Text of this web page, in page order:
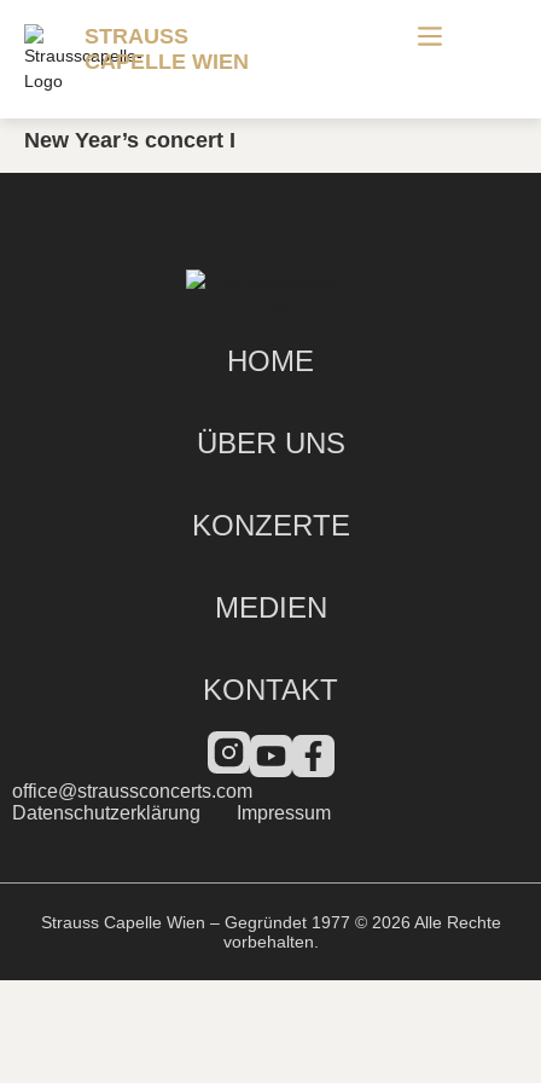
STRAUSS
CAPELLE WIEN
New Year’s concert I
HOME
ÜBER UNS
KONZERTE
MEDIEN
KONTAKT
office@straussconcerts.com
Datenschutzerklärung
Impressum
Strauss Capelle Wien – Gegründet 1977 © 2026 Alle Rechte
vorbehalten.